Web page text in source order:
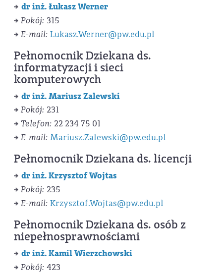
dr inż. Łukasz Werner
Pokój: 315
E-mail: Lukasz.Werner@pw.edu.pl
Pełnomocnik Dziekana ds.
informatyzacji i sieci
komputerowych
dr inż. Mariusz Zalewski
Pokój: 231
Telefon: 22 234 75 01
E-mail: Mariusz.Zalewski@pw.edu.pl
Pełnomocnik Dziekana ds. licencji
dr inż. Krzysztof Wojtas
Pokój: 235
E-mail: Krzysztof.Wojtas@pw.edu.pl
Pełnomocnik Dziekana ds. osób z
niepełnosprawnościami
dr inż. Kamil Wierzchowski
Pokój: 423